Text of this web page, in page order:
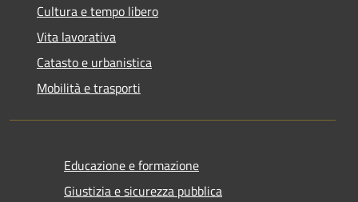
Cultura e tempo libero
Vita lavorativa
Catasto e urbanistica
Mobilità e trasporti
Educazione e formazione
Giustizia e sicurezza pubblica